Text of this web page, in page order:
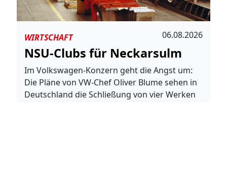
WIRTSCHAFT 06.08.2026
NSU-Clubs für Neckarsulm
Im Volkswagen-Konzern geht die Angst um:
Die Pläne von VW-Chef Oliver Blume sehen in
Deutschland die Schließung von vier Werken